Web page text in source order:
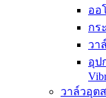
ออ
กร
วา
อุป
วาล์วอุต